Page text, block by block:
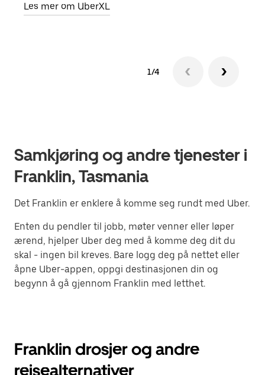
Les mer om UberXL
1/4
Samkjøring og andre tjenester i
Franklin, Tasmania
Det Franklin er enklere å komme seg rundt med Uber.
Enten du pendler til jobb, møter venner eller løper
ærend, hjelper Uber deg med å komme deg dit du
skal - ingen bil kreves. Bare logg deg på nettet eller
åpne Uber-appen, oppgi destinasjonen din og
begynn å gå gjennom Franklin med letthet.
Franklin drosjer og andre
reisealternativer